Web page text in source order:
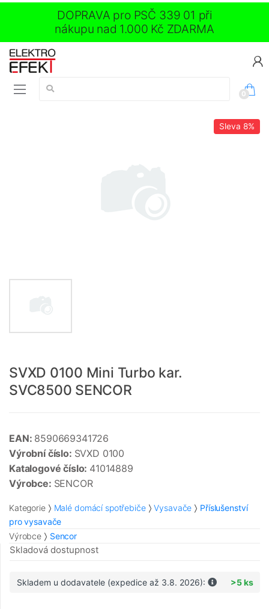
DOPRAVA pro PSČ 339 01 při
nákupu nad 1.000 Kč ZDARMA
Vyhledávání:
0
Sleva 8%
SVXD 0100 Mini Turbo kar.
SVC8500 SENCOR
EAN: 8590669341726
Výrobní číslo: SVXD 0100
Katalogové číslo: 41014889
Výrobce: SENCOR
Kategorie Malé domácí spotřebiče Vysavače
Příslušenství
pro vysavače
Výrobce
Sencor
Skladová dostupnost
Skladem u dodavatele (expedice až 3.8. 2026): >5 ks